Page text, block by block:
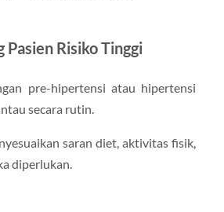
Risiko Tinggi
pre-hipertensi atau hipertensi
secara rutin.
saran diet, aktivitas fisik,
diperlukan.